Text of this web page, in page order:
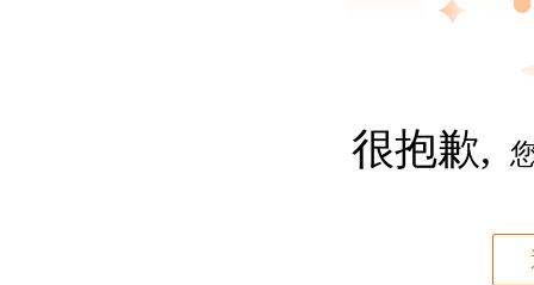
很抱歉,